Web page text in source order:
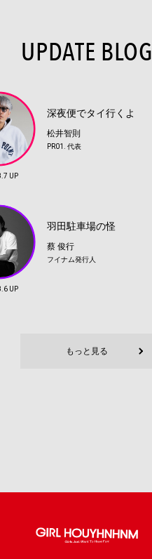
UPDATE BLOG
UP
深夜便でタイ行くよ
松井智則
PR01. 代表
UP
羽田駐車場の怪
蔡 俊行
フイナム発行人
もっと見る